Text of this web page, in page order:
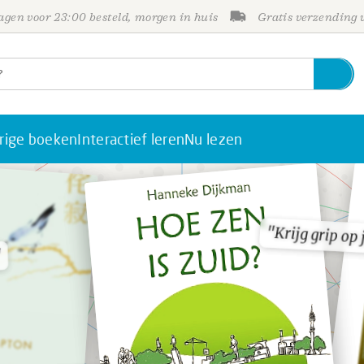
voor 23:00 besteld, morgen in huis Gratis verzending
boekenInteractief lerenNu lezen
"Krijg grip op
"Krijg grip op